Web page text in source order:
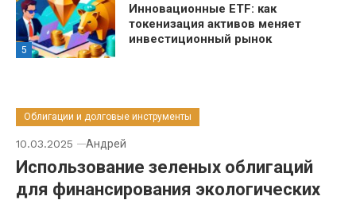
5
Инновационные ETF: как
токенизация активов меняет
инвестиционный рынок
Облигации и долговые инструменты
10.03.2025 Андрей
Использование зеленых облигаций
для финансирования экологических